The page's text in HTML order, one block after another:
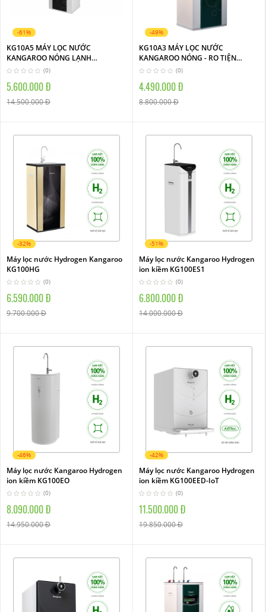
-61%
KG10A5 MÁY LỌC NƯỚC
KANGAROO NÓNG LẠNH
HYDROGEN(0)
5.600.000 Đ
14.500.000 Đ
-49%
KG10A3 MÁY LỌC NƯỚC
KANGAROO NÓNG - RO TIỆN
DỤNG
(0)
4.490.000 Đ
8.800.000 Đ
-32%
Máy lọc nước Hydrogen Kangaroo
KG100HG
(0)
6.590.000 Đ
9.700.000 Đ
-51%
Máy lọc nước Kangaroo Hydrogen
ion kiềm KG100ES1
(0)
6.800.000 Đ
14.000.000 Đ
-46%
Máy lọc nước Kangaroo Hydrogen
ion kiềm KG100EO
(0)
8.090.000 Đ
14.950.000 Đ
-42%
Máy lọc nước Kangaroo Hydrogen
ion kiềm KG100EED-IoT
(0)
11.500.000 Đ
19.850.000 Đ